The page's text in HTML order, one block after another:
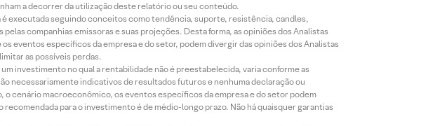
a decorrer da utilização deste relatório ou seu conteúdo.
é executada seguindo conceitos como tendência, suporte, resistência, candles,
companhias emissoras e suas projeções. Desta forma, as opiniões dos Analistas
eventos específicos da empresa e do setor, podem divergir das opiniões dos Analistas
as possíveis perdas.
investimento no qual a rentabilidade não é preestabelecida, varia conforme as
necessariamente indicativos de resultados futuros e nenhuma declaração ou
cenário macroeconômico, os eventos específicos da empresa e do setor podem
para o investimento é de médio-longo prazo. Não há quaisquer garantias